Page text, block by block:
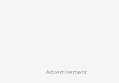
Advertisement